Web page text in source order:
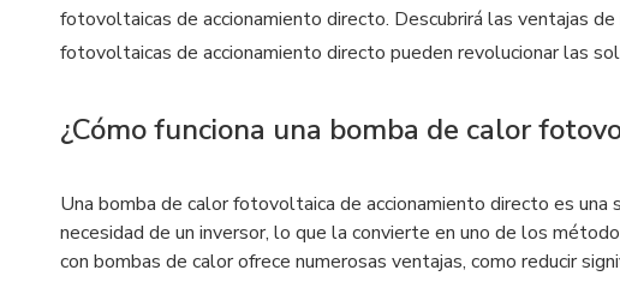
fotovoltaicas de accionamiento directo. Descubrirá las ventajas
fotovoltaicas de accionamiento directo pueden revolucionar las
¿Cómo funciona una bomba de calor
Una bomba de calor fotovoltaica de accionamiento directo es
necesidad de un inversor, lo que la convierte en uno de los
con bombas de calor ofrece numerosas ventajas, como reducir